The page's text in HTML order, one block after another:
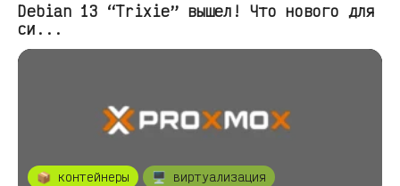
Debian 13 “Trixie” вышел! Что нового для
си...
📦 контейнеры 🖥️ виртуализация